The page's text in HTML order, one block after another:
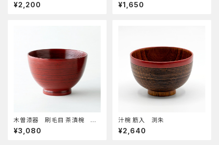
¥2,200 ¥1,650
木曽漆器 刷毛目 茶漬椀 根
来
¥3,080
汁椀 筋入 渕朱
¥2,640